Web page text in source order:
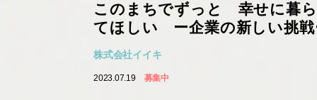
このまちでずっと 幸せに暮
てほしい ー企業の新しい挑戦
株式会社イイキ
2023.07.19 募集中